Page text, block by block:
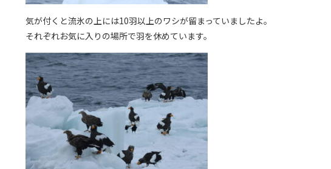
気が付くと流氷の上には10羽以上のワシが留まっていましたよ。
それぞれお気に入りの場所で羽を休めています。